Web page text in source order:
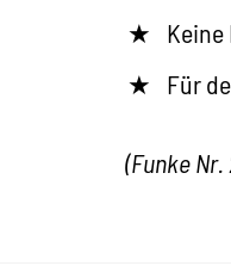
Keine
Für
(Funke Nr.